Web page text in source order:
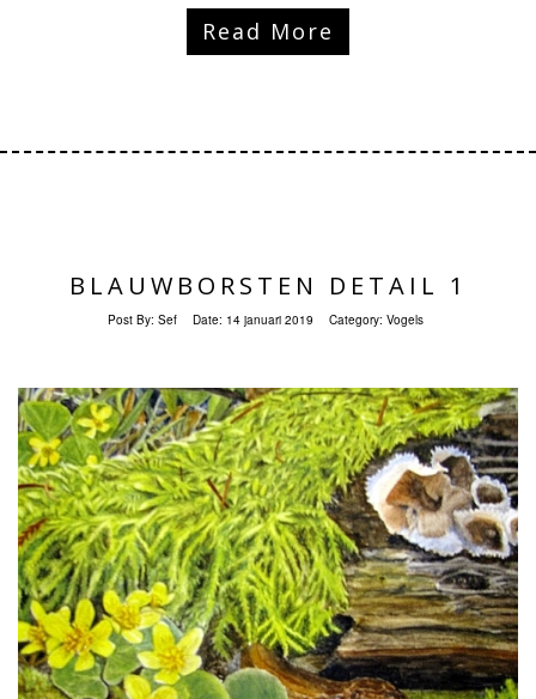
Read More
BLAUWBORSTEN DETAIL 1
Post By: Sef Date: 14 januari 2019 Category: Vogels